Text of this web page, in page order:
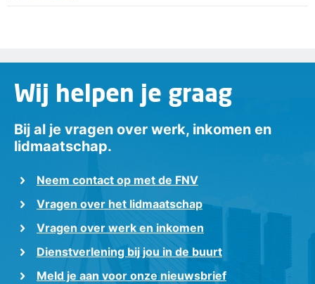
Wij helpen je graag
Bij al je vragen over werk, inkomen en
lidmaatschap.
Neem contact op met de FNV
Vragen over het lidmaatschap
Vragen over werk en inkomen
Dienstverlening bij jou in de buurt
Meld je aan voor onze nieuwsbrief